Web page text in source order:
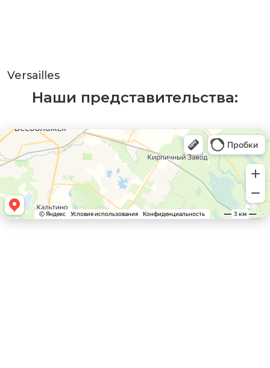
Versailles
Наши представительства: